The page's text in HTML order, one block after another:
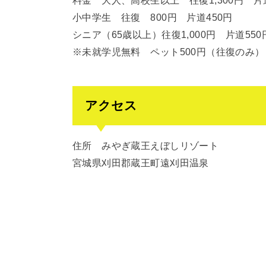
小中学生 往復 800円 片道450円
シニア（65歳以上）往復1,000円 片道550
※未就学児無料 ペット500円（往復のみ）
アクセス
住所 みやぎ蔵王えぼしリゾート
宮城県刈田郡蔵王町遠刈田温泉